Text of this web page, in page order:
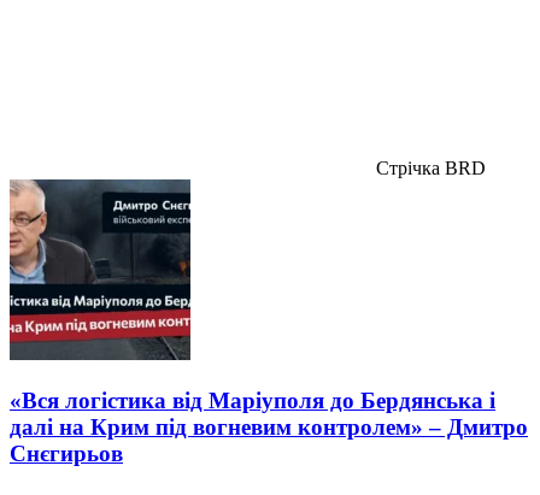
Стрічка BRD
«Вся логістика від Маріуполя до Бердянська і
далі на Крим під вогневим контролем» – Дмитро
Снєгирьов